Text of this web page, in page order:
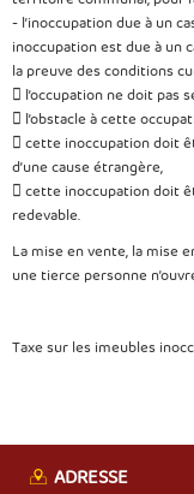
- l’inoccupation due à un
inoccupation est due à un
la preuve des conditions
 l’occupation ne doit
 l’obstacle à cette
 cette inoccupation doit
d’une cause étrangère,
 cette inoccupation doit
redevable.
La mise en vente, la mise
une tierce personne
Taxe sur les imeubles
ADRESSE